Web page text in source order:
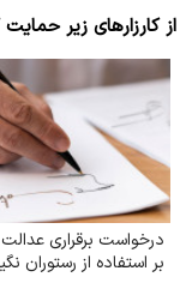
از کارزارهای زیر حمایت
درخواست برقراری
بر استفاده از رستوران